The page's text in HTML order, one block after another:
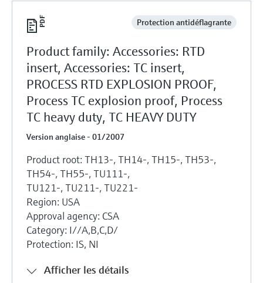
Protection antidéflagrante
Product family: Accessories: RTD
insert, Accessories: TC insert,
PROCESS RTD EXPLOSION PROOF,
Process TC explosion proof, Process
TC heavy duty, TC HEAVY DUTY
Version anglaise - 01/2007
Product root: TH13-, TH14-, TH15-, TH53-,
TH54-, TH55-, TU111-,
TU121-, TU211-, TU221-
Region: USA
Approval agency: CSA
Category: I//A,B,C,D/
Protection: IS, NI
Afficher les détails